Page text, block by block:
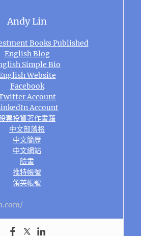
Andy Lin
Books Published
English Blog
Simple Bio
Website
Facebook
Account
Account
票投資著作書籍
中文部落格
中文簡歷
中文網站
臉書
推特帳號
領英帳號